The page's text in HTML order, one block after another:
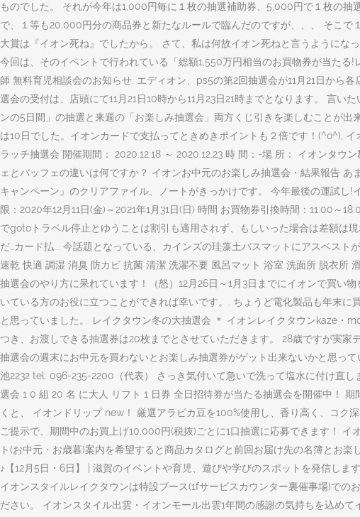
ものでした。 それが今年は1,000円毎に１枚の抽選補助券、5,000円で１枚の
で、１等も20,000円分の商品券と新たなルールで臨んだのですが、、、 そこ
大賞は『イオン死ね』でしたから。 さて、私は何故イオン死ねと言うようにな
今回は、そのイベントで行われている「総額1,550万円相当のお買物券が当た
師 無料育児相談会のお知らせ. エディオン、ps5の第2回抽選会が11月21日から
選会の受付は、店頭にて11月21日10時から11月23日21時までとなります。 言
ンの5日間」の抽選と来週の「お楽しみ抽選会」両方くじ引きを楽しむことが
は10日でした。イオンカードで支払ってときめきポイントも２倍です！(^o^),
ラッチ抽選会 開催期間： 2020.12.18 ～ 2020.12.23 時 間：-場 所： イオンタ
ェとバッフェの違いは何ですか？ イオンお中元のお楽しみ抽選会・結果報告
キャンペーン』のクリアファイル、ノートがきっかけです。 今年最後の運試し!
限：2020年12月11日(金)～2021年1月31日(日) 時間 お買物券引換時間：11:00
でgotoトラベル停止とゆうことは割引も適用されず、もしいった場合は差額は
だ…カード払... 今話題となっている、カインズの珪藻土バスマットにアスベス
速乾 快適 調湿 消臭 防カビ 抗菌 清潔 洗濯不要 風呂マット 浴室 洗面所 脱衣
抽選会のやり方に呆れています！（怒）12月26日～1月3日までにイオンで買い
いている方のお役に立つことができれば幸いです。. ちょうど電化製品も年末
と思っていました。 レイクタウン冬の大抽選会 ＊ イオンレイクタウンkaze・
つき、お渡しできる抽選券は20枚までとさせていただきます。 28歳ですが実
抽選会の週末にお中元を買わないとお楽しみ抽選券がゲット出来ないかと思っ
池2232 tel: 096-235-2200（代表） さっき気付いて急いで洗って塩水に付け直
選会 1 0 組 20 名 に大人 リフト 1 日券 全日招待券が当たる抽選会を開催中！
くと、 イオンドリップ new！ 厳選アラビカ豆を100%使用し、香り高く、コ
ご提示で、期間中のお買上げ10,000円(税抜)ごとに1口抽選に応募できます！
ト(お中元・お歳暮)案内を希望すると商品カタログと前回お届け先の名簿とお
♪【12月5日・6日】 | 滋賀のイベントや育児、遊びや学びのスポットを発信し
イオンスタイルレイクタウンは特設ブース(1fサービスカウンター裏催事場)で
ださい。 イオンスタイル出雲・イオンモール出雲1年間の感謝の気持ちを込め